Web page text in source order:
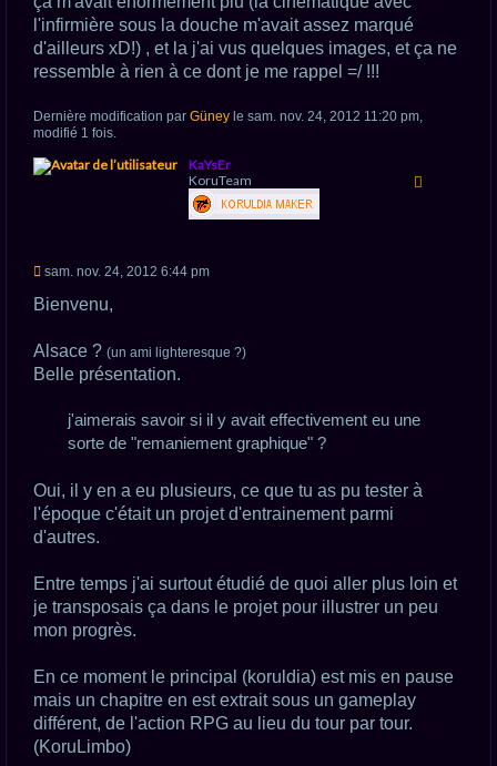
l'infirmière sous la douche m'avait assez marqué
d'ailleurs xD!) , et la j'ai vus quelques images, et ça ne
ressemble à rien à ce dont je me rappel =/ !!!
Dernière modification par Güney le sam. nov. 24, 2012 11:20 pm,
modifié 1 fois.
KaYsEr
KoruTeam
M
s
g
e
n
sam. nov. 24, 2012 6:44 pm
Bienvenu,
Alsace ? (un ami lighteresque ?)
Belle présentation.
j'aimerais savoir si il y avait effectivement eu une
sorte de "remaniement graphique" ?
Oui, il y en a eu plusieurs, ce que tu as pu tester à
l'époque c'était un projet d'entrainement parmi
d'autres.
Entre temps j'ai surtout étudié de quoi aller plus loin et
je transposais ça dans le projet pour illustrer un peu
mon progrès.
En ce moment le principal (koruldia) est mis en pause
mais un chapitre en est extrait sous un gameplay
différent, de l'action RPG au lieu du tour par tour.
(KoruLimbo)